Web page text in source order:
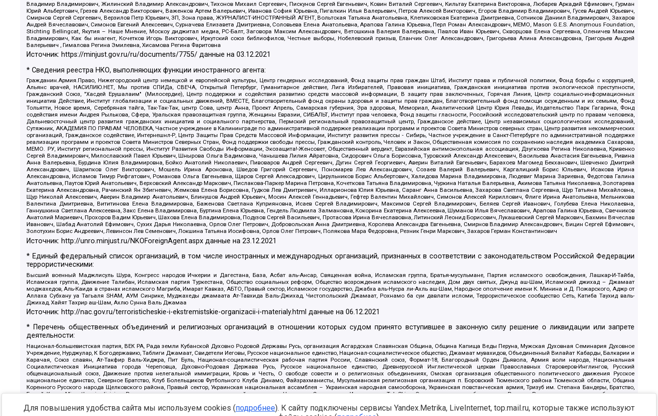
Владимир Владимирович, Жилинский Владимир Александрович, Тихонов Михаил Сергеевич, Пискунов Сергей Евгеньевич, Ковин Виталий Сергеевич, Кильтау Екатерина Викторовна, Любарев Аркадий Ефимович, Гурман
Юрий Альбертович, Грезев Александр Викторович, Важенков Артем Валерьевич, Иванова София Юрьевна, Пигалкин Илья Валерьевич, Петров Алексей Викторович, Егоров Владимир Владимирович, Гусев Андрей Юрьевич,
Смирнов Сергей Сергеевич, Верзилов Петр Юрьевич, ЗП, Зона права, ЖУРНАЛИСТ-ИНОСТРАННЫЙ АГЕНТ, Вольтская Татьяна Анатольевна, Клепиковская Екатерина Дмитриевна, Сотников Даниил Владимирович, Захаров
Андрей Вячеславович, Симонов Евгений Алексеевич, Сурначева Елизавета Дмитриевна, Соловьева Елена Анатольевна, Арапова Галина Юрьевна, Перл Роман Александрович, МЕМО, Mason G.E.S. Anonymous Foundation,
Stichting Bellingcat, Якутия – Наше Мнение, Москоу диджитал медиа, РС-Балт, Заговора Максим Александрович, Ветошкина Валерия Валерьевна, Павлов Иван Юрьевич, Скворцова Елена Сергеевна, Оленичев Максим
Владимирович, Как бы инагент, Кочетков Игорь Викторович, Иркутский союз библиофилов, Честные выборы, Нобелевский призыв, Еланчик Олег Александрович, Григорьева Алина Александровна, Григорьев Андрей
Валерьевич , Гималова Регина Эмилевна, Хисамова Регина Фаритовна
Источник: https://minjust.gov.ru/ru/documents/7755/ данные на03.12.2021
* Сведения реестра НКО, выполняющих функции иностранного агента:
Гражданин.Армия.Право, Нижегородский центр немецкой и европейской культуры, Центр гендерных исследований, Фонд защиты прав граждан Штаб, Институт права и публичной политики, Фонд борьбы с коррупцией,
Альянс врачей, НАСИЛИЮ.НЕТ, Мы против СПИДа, СВЕЧА, Открытый Петербург, Гуманитарное действие, Лига Избирателей, Правовая инициатива, Гражданская инициатива против экологической преступности,
Гражданский Союз, "Хасдей Ерушалаим" (Милосердие), Центр поддержки и содействия развитию средств массовой информации, В защиту прав заключенных, Горячая Линия, Центр социально-информационных
инициатив Действие, Институт глобализации и социальных движений, ВМЕСТЕ, Благотворительный фонд охраны здоровья и защиты прав граждан, Благотворительный фонд помощи осужденным и их семьям, Фонд
Тольятти, Новое время, Серебряная тайга, Так-Так-Так, центр Сова, центр Анна, Проект Апрель, Самарская губерния, Эра здоровья, Мемориал, Аналитический Центр Юрия Левады, Издательство Парк Гагарина, Фонд
содействия имени Андрея Рылькова, Сфера, Уральская правозащитная группа, Женщины Евразии, СИБАЛЬТ, Институт прав человека, Фонд защиты гласности, Российский исследовательский центр по правам человека,
Дальневосточный центр развития гражданских инициатив и социального партнерства, Пермский региональный правозащитный центр, Гражданское действие, Центр независимых социологических исследований,
Сутяжник, АКАДЕМИЯ ПО ПРАВАМ ЧЕЛОВЕКА, Частное учреждение в Калининграде по административной поддержке реализации программ и проектов Совета Министров северных стран, Центр развития некоммерческих
организаций, Гражданское содействие, Интернешнл-Р, Центр Защиты Прав Средств Массовой Информации, Институт развития прессы - Сибирь, Частное учреждение в Санкт-Петербурге по административной поддержке
реализации программ и проектов Совета Министров Северных Стран, Фонд поддержки свободы прессы, Гражданский контроль, Человек и Закон, Общественная комиссия по сохранению наследия академика Сахарова,
МЕМО. РУ, Институт региональной прессы, Институт Развития Свободы Информации, Экозащита!-Женсовет, Общественный вердикт, Евразийская антимонопольная ассоциация, Дзугкоева Регина Николаевна, Кривенко
Сергей Владимирович, Милославский Павел Юрьевич, Шнырова Ольга Вадимовна, Чанышева Лилия Айратовна, Сидорович Ольга Борисовна, Туровский Александр Алексеевич, Васильева Анастасия Евгеньевна, Ривина
Анна Валерьевна, Бурдина Юлия Владимировна, Бойко Анатолий Николаевич, Пивоваров Андрей Сергеевич, Дугин Сергей Георгиевич, Аверин Виталий Евгеньевич, Барахоев Магомед Бекханович, Шевченко Дмитрий
Александрович, Шарипков Олег Викторович, Мошель Ирина Ароновна, Шведов Григорий Сергеевич, Пономарев Лев Александрович, Созаев Валерий Валерьевич, Каргалицкий Борис Юльевич, Исакова Ирина
Александровна, Исламов Тимур Рифгатович, Романова Ольга Евгеньевна, Щаров Сергей Алексадрович, Цирульников Борис Альбертович, Халидова Марина Владимировна, Людевиг Марина Зариевна, Федотова Галина
Анатольевна, Паутов Юрий Анатольевич, Верховский Александр Маркович, Пислакова-Паркер Марина Петровна, Кочеткова Татьяна Владимировна, Чуркина Наталья Валерьевна, Акимова Татьяна Николаевна, Золотарева
Екатерина Александровна, Рачинский Ян Збигневич, Жемкова Елена Борисовна, Гудков Лев Дмитриевич, Илларионова Юлия Юрьевна, Саранг Анна Васильевна, Захарова Светлана Сергеевна, Щур Татьяна Михайловна,
Щур Николай Алексеевич, Аверин Владимир Анатольевич, Блинушов Андрей Юрьевич, Мосин Алексей Геннадьевич, Гефтер Валентин Михайлович, Симонов Алексей Кириллович, Флиге Ирина Анатольевна, Мельникова
Валентина Дмитриевна, Вититинова Елена Владимировна, Баженова Светлана Куприяновна, Исаев Сергей Владимирович, Максимов Сергей Владимирович, Беляев Сергей Иванович, Голубева Елена Николаевна,
Ганнушкина Светлана Алексеевна, Закс Елена Владимировна, Буртина Елена Юрьевна, Гендель Людмила Залмановна, Кокорина Екатерина Алексеевна, Шуманов Илья Вячеславович, Арапова Галина Юрьевна, Свечников
Анатолий Мариевич, Прохоров Вадим Юрьевич, Шахова Елена Владимировна, Подузов Сергей Васильевич, Протасова Ирина Вячеславовна, Литинский Леонид Борисович, Лукашевский Сергей Маркович, Бахмин Вячеслав
Иванович, Шабад Анатолий Ефимович, Сухих Дарья Николаевна, Орлов Олег Петрович, Добровольская Анна Дмитриевна, Королева Александра Евгеньевна, Смирнов Владимир Александрович, Вицин Сергей Ефимович,
Золотухин Борис Андреевич, Левинсон Лев Семенович, Локшина Татьяна Иосифовна, Орлов Олег Петрович, Полякова Мара Федоровна, Резник Генри Маркович, Захаров Герман Константинович
Источник: http://unro.minjust.ru/NKOForeignAgent.aspx данные на23.12.2021
* Единый федеральный список организаций, в том числе иностранных и международных организаций, признанных в соответствии с законодательством Российской Федерации
террористическими:
Высший военный Маджлисуль Шура, Конгресс народов Ичкерии и Дагестана, База, Асбат аль-Ансар, Священная война, Исламская группа, Братья-мусульмане, Партия исламского освобождения, Лашкар-И-Тайба,
Исламская группа, Движение Талибан, Исламская партия Туркестана, Общество социальных реформ, Общество возрождения исламского наследия, Дом двух святых, Джунд аш-Шам, Исламский джихад – Джамаат
моджахедов, Аль-Каида в странах исламского Магриба, Имарат Кавказ, АБТО, Правый сектор, Исламское государство, Джабха аль-Нусра ли-Ахль аш-Шам, Народное ополчение имени К. Минина и Д. Пожарского, Аджр от
Аллаха Субхану уа Тагьаля SHAM, АУМ Синрике, Муджахеды джамаата Ат-Тавхида Валь-Джихад, Чистопольский Джамаат, Рохнамо ба суи давлати исломи, Террористическое сообщество Сеть, Катиба Таухид валь-
Джихад, Хайят Тахрир аш-Шам, Ахлю Сунна Валь Джамаа
Источник: http://nac.gov.ru/terroristicheskie-i-ekstremistskie-organizacii-i-materialy.html данные на06.12.2021
* Перечень общественных объединений и религиозных организаций в отношении которых судом принято вступившее в законную силу решение о ликвидации или запрете
деятельности:
Национал-большевистская партия, ВЕК РА, Рада земли Кубанской Духовно Родовой Державы Русь, организация Асгардская Славянская Община, Община Капища Веды Перуна, Мужская Духовная Семинария Духовное
Учреждение, Нурджулар, К Богодержавию, Таблиги Джамаат, Свидетели Иеговы, Русское национальное единство, Национал-социалистическое общество, Джамаат мувахидов, Объединенный Вилайат Кабарды, Балкарии и
Карачая, Союз славян, Ат-Такфир Валь-Хиджра, Пит Буль, Национал-социалистическая рабочая партия России, Славянский союз, Формат-18, Благородный Орден Дьявола, Армия воли народа, Национальная
Социалистическая Инициатива города Череповца, Духовно-Родовая Держава Русь, Русское национальное единство, Древнерусской Инглистической церкви Православных Староверов-Инглингов, Русский
общенациональный союз, Движение против нелегальной иммиграции, Кровь и Честь, О свободе совести и о религиозных объединениях, Омская организация общественного политического движения Русское
национальное единство, Северное Братство, Клуб Болельщиков Футбольного Клуба Динамо, Файзрахманисты, Мусульманская религиозная организация п. Боровский Тюменского района Тюменской области, Община
Коренного Русского народа Щелковского района, Правый сектор, Украинская национальная ассамблея – Украинская народная самооборона, Украинская повстанческая армия, Тризуб им. Степана Бандеры, Братство,
Белый Крест, Misanthropic division, Религиозное объединение последователей инглиизма, Народная Социальная Инициатива, TulaSkins, Этнополитическое объединение Русские, Русское национальное объединение
Артподготовка, Штольц, В честь иконы Божией Матери Державная, Сектор 16, Независимость, Фирма, Молодежная правозащитная группа МПГ, Курсом Правды и Единения, Каракольская инициативная группа, Автоград
Для повышения удобства сайта мы используем cookies (подробнее). К сайту подключены сервисы Yandex.Metrika, LiveInternet, top.mail.ru, которые также используют